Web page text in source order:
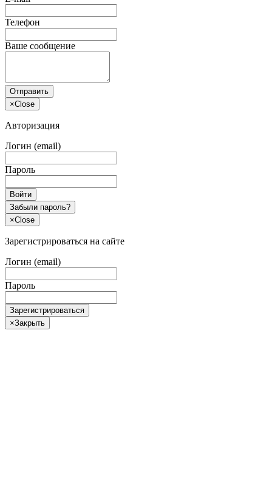
Телефон
Ваше сообщение
Отправить
×Close
Авторизация
Логин (email)
Пароль
Войти
Забыли пароль?
×Close
Зарегистрироваться на сайте
Логин (email)
Пароль
Зарегистрироваться
×Закрыть